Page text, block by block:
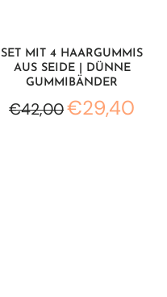
SET MIT 4 HAARGUMMIS
AUS SEIDE | DÜNNE
GUMMIBÄNDER
€42,00€29,40